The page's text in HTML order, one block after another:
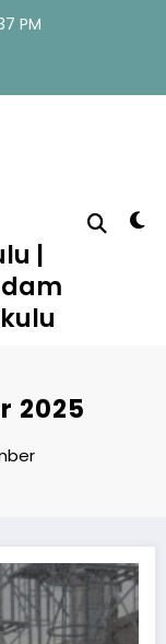
PM
|
2025